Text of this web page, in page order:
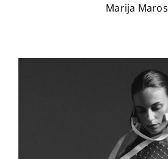
Marija Maros